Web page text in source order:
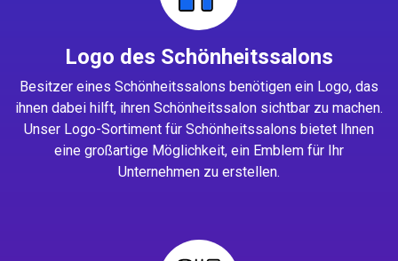
Logo des Schönheitssalons
Besitzer eines Schönheitssalons benötigen ein Logo, das
ihnen dabei hilft, ihren Schönheitssalon sichtbar zu machen.
Unser Logo-Sortiment für Schönheitssalons bietet Ihnen
eine großartige Möglichkeit, ein Emblem für Ihr
Unternehmen zu erstellen.